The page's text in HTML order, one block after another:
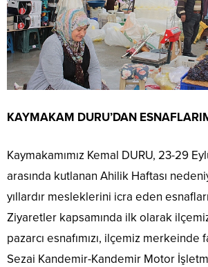
KAYMAKAM DURU’DAN
Kaymakamımız Kemal DURU, 23-29
arasında kutlanan Ahilik Haftası
yıllardır mesleklerini icra eden
Ziyaretler kapsamında ilk olarak
pazarcı esnafımızı, ilçemiz
Sezai Kandemir-Kandemir Motor